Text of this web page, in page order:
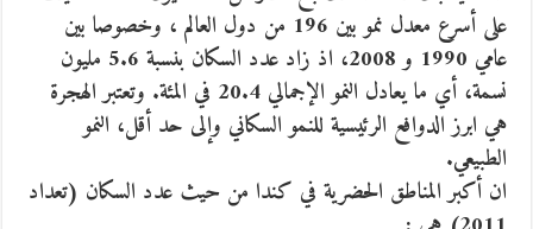
على أسرع معدل نمو بين 196 من دول العالم ، وخصوصا بين
عامي 1990 و 2008، اذ زاد عدد السكان بنسبة 5.6 مليون
نسمة، أي ما يعادل النمو الإجمالي 20.4 في المئة. وتعتبر الهجرة
هي ابرز الدوافع الرئيسية للنمو السكاني وإلى حد أقل، النمو
الطبيعي.
ان أكبر المناطق الحضرية في كندا من حيث عدد السكان (تعداد